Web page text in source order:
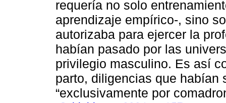
requería no solo
aprendizaje empírico-, sino
autorizaba para ejercer la
habían pasado por las
privilegio masculino. Es así
parto, diligencias que habían
“exclusivamente por